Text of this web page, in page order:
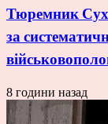
Тюремник
за
8 години назад